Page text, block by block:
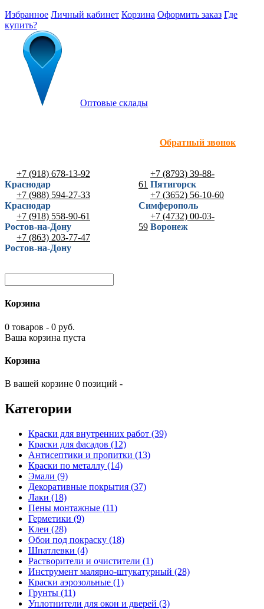
Избранное Личный кабинет Корзина Оформить заказ Где
купить?
Оптовые склады
Обратный звонок
+7 (918) 678-13-92
Краснодар
+7 (988) 594-27-33
Краснодар
+7 (918) 558-90-61
Ростов-на-Дону
+7 (863) 203-77-47
Ростов-на-Дону
+7 (8793) 39-88-
61 Пятигорск
+7 (3652) 56-10-60
Симферополь
+7 (4732) 00-03-
59 Воронеж
Корзина
0 товаров - 0 руб.
Ваша корзина пуста
Корзина
В вашей корзине 0 позиций -
Категории
Краски для внутренних работ (39)
Краски для фасадов (12)
Антисептики и пропитки (13)
Краски по металлу (14)
Эмали (9)
Декоративные покрытия (37)
Лаки (18)
Пены монтажные (11)
Герметики (9)
Клеи (28)
Обои под покраску (18)
Шпатлевки (4)
Растворители и очистители (1)
Инструмент малярно-штукатурный (28)
Краски аэрозольные (1)
Грунты (11)
Уплотнители для окон и дверей (3)